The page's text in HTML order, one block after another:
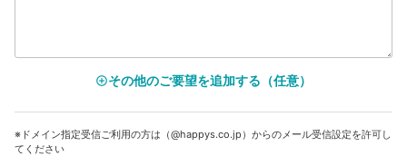
add_circle_outlineその他のご要望を追加する（任意）
※ドメイン指定受信ご利用の方は（@happys.co.jp）からのメール受信設定を許可し
てください